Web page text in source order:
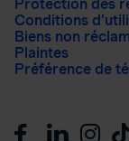
Protection des
Conditions
Biens non
Plaintes
Préférence de